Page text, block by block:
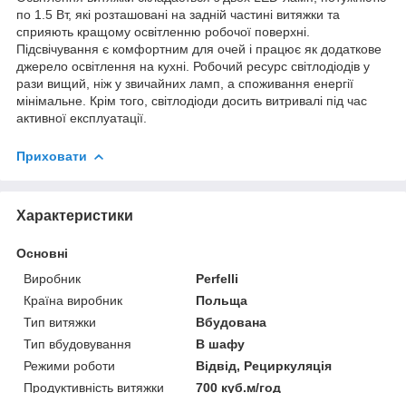
по 1.5 Вт, які розташовані на задній частині витяжки та
сприяють кращому освітленню робочої поверхні.
Підсвічування є комфортним для очей і працює як додаткове
джерело освітлення на кухні. Робочий ресурс світлодіодів у
рази вищий, ніж у звичайних ламп, а споживання енергії
мінімальне. Крім того, світлодіоди досить витривалі під час
активної експлуатації.
Приховати
Характеристики
Основні
Виробник
Perfelli
Країна виробник
Польща
Тип витяжки
Вбудована
Тип вбудовування
В шафу
Режими роботи
Відвід, Рециркуляція
Продуктивність витяжки
700 куб.м/год